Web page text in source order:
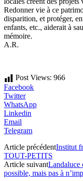
Redonner vie à ce
disparition, et protéger,
enfants, etc., aiderait à
mémoire.
A.R.
Post Views: 966
Facebook
Twitter
WhatsApp
Linkedin
Email
Telegram
Article précédentInstitut
TOUT-PETITS
Article suivantLandaluce
possible, mais pas à